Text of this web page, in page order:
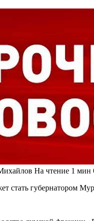
На чтение 1 мин
стать губернатором